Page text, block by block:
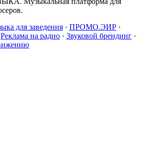
для заведения · ПРОМО.ЭИР ·
Реклама на радио · Звуковой брендинг ·